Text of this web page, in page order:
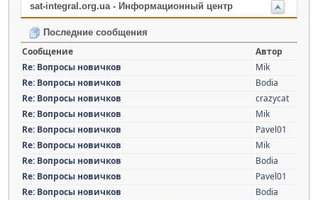
sat-integral.org.ua - Информационный центр
Последние сообщения
Сообщение
Автор
Re: Вопросы новичков
Mik
Re: Вопросы новичков
Bodia
Re: Вопросы новичков
crazycat
Re: Вопросы новичков
Mik
Re: Вопросы новичков
Pavel01
Re: Вопросы новичков
Mik
Re: Вопросы новичков
Bodia
Re: Вопросы новичков
Pavel01
Re: Вопросы новичков
Bodia